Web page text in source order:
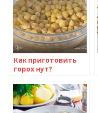
Как приготовить
горох нут?